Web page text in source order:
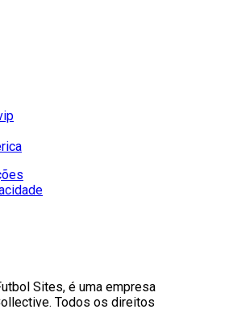
Sites, é uma empresa
Todos os direitos